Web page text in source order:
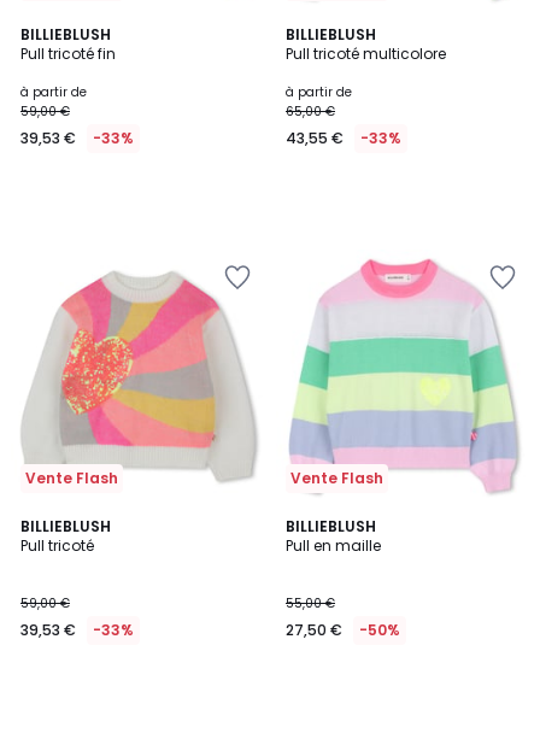
BILLIEBLUSH
Pull tricoté fin
à partir de
59,00 €
39,53 € -33%
BILLIEBLUSH
Pull tricoté multicolore
à partir de
65,00 €
43,55 € -33%
Vente Flash
BILLIEBLUSH
Pull tricoté
59,00 €
39,53 € -33%
Vente Flash
BILLIEBLUSH
Pull en maille
55,00 €
27,50 € -50%